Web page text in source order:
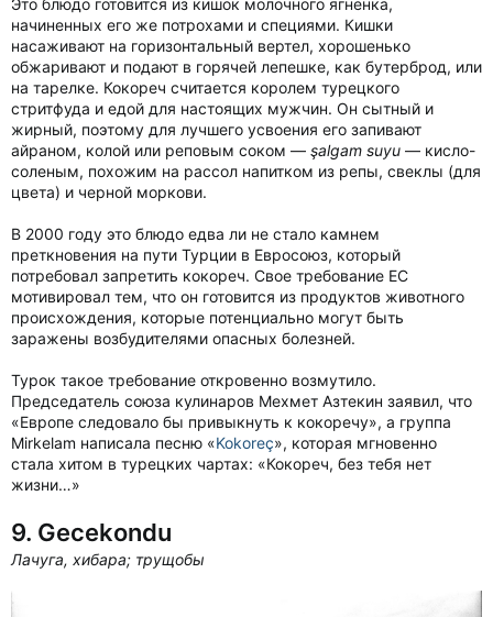
Это блюдо готовится из кишок молочного ягненка,
начиненных его же потрохами и специями. Кишки
насаживают на горизонтальный вертел, хорошенько
обжаривают и подают в горячей лепешке, как бутерброд, или
на тарелке. Кокореч считается королем турецкого
стритфуда и едой для настоящих мужчин. Он сытный и
жирный, поэтому для лучшего усвоения его запивают
айраном, колой или реповым соком — şalgam suyu — кисло-
соленым, похожим на рассол напитком из репы, свеклы (для
цвета) и черной моркови.
В 2000 году это блюдо едва ли не стало камнем
преткновения на пути Турции в Евросоюз, который
потребовал запретить кокореч. Свое требование ЕС
мотивировал тем, что он готовится из продуктов животного
происхождения, которые потенциально могут быть
заражены возбудителями опасных болезней.
Турок такое требование откровенно возмутило.
Председатель союза кулинаров Мехмет Азтекин заявил, что
«Европе следовало бы привыкнуть к кокоречу», а группа
Mirkelam написала песню «Kokoreç», которая мгновенно
стала хитом в турецких чартах: «Кокореч, без тебя нет
жизни…»
9. Gecekondu
Лачуга, хибара; трущобы